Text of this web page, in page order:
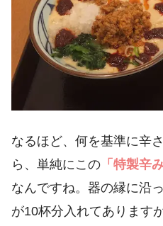
なるほど、何を基準に辛
ら、単純にこの 「特製辛
なんですね。器の縁に沿
が10杯分入れてあります